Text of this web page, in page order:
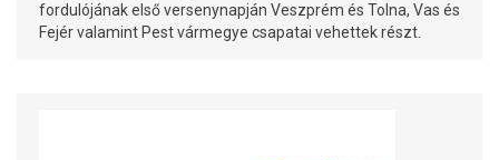
fordulójának első versenynapján Veszprém és Tolna, Vas és
Fejér valamint Pest vármegye csapatai vehettek részt.